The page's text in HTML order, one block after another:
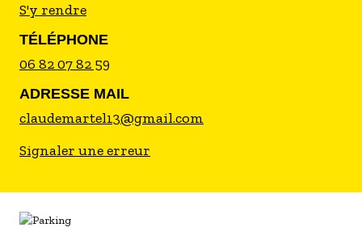
S'y rendre
TÉLÉPHONE
06 82 07 82 59
ADRESSE MAIL
claudemartel13@gmail.com
Signaler une erreur